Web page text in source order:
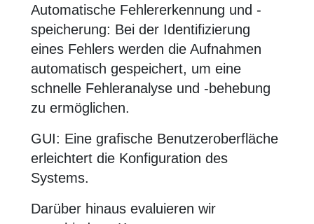
Automatische Fehlererkennung und -
speicherung: Bei der Identifizierung
eines Fehlers werden die Aufnahmen
automatisch gespeichert, um eine
schnelle Fehleranalyse und -behebung
zu ermöglichen.
GUI: Eine grafische Benutzeroberfläche
erleichtert die Konfiguration des
Systems.
Darüber hinaus evaluieren wir